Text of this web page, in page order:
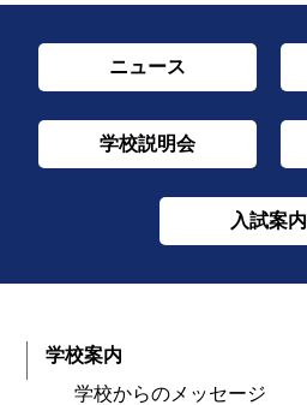
ニュース
学校説明会
入試案内
学校案内
学校からのメッセージ